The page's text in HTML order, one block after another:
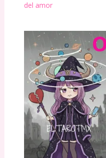
del amor